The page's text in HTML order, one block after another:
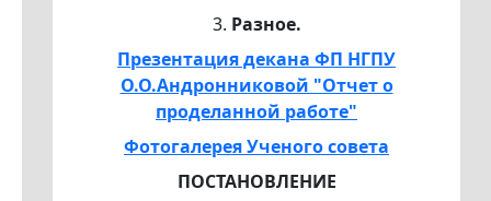
3. Разное.
Презентация декана ФП НГПУ
О.О.Андронниковой "Отчет о
проделанной работе"
Фотогалерея Ученого совета
ПОСТАНОВЛЕНИЕ